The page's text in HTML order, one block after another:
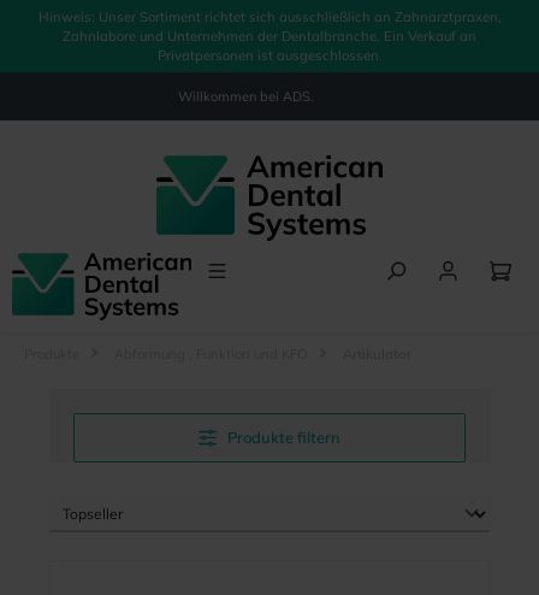
springen
Hinweis: Unser Sortiment richtet sich ausschließlich an Zahnarztpraxen,
Zahnlabore und Unternehmen der Dentalbranche. Ein Verkauf an
Privatpersonen ist ausgeschlossen.
Willkommen bei ADS.
Produkte filtern